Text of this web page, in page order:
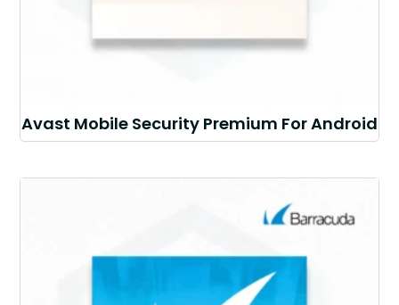
Avast Mobile Security Premium For Android